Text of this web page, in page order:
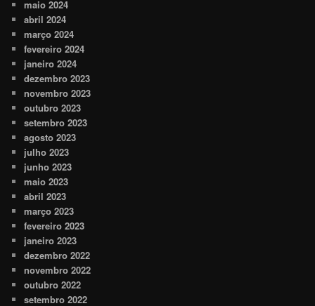
maio 2024
abril 2024
março 2024
fevereiro 2024
janeiro 2024
dezembro 2023
novembro 2023
outubro 2023
setembro 2023
agosto 2023
julho 2023
junho 2023
maio 2023
abril 2023
março 2023
fevereiro 2023
janeiro 2023
dezembro 2022
novembro 2022
outubro 2022
setembro 2022